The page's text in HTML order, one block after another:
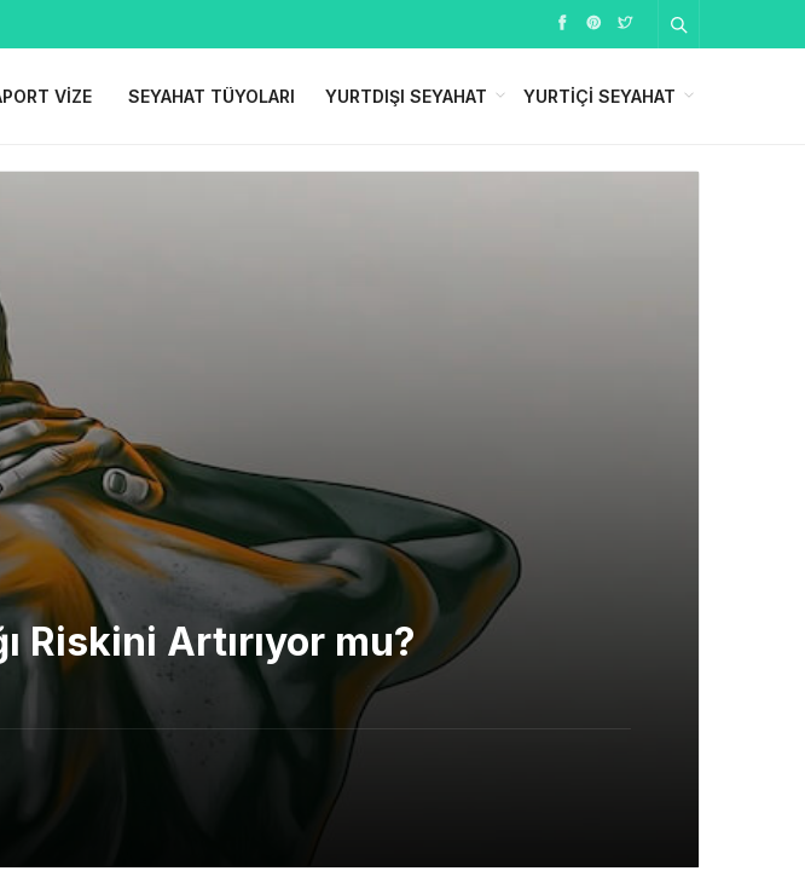
VIZE SEYAHAT TÜYOLARI YURTDIŞI SEYAHAT YURTIÇI SEYAHAT
Riskini Artırıyor mu?